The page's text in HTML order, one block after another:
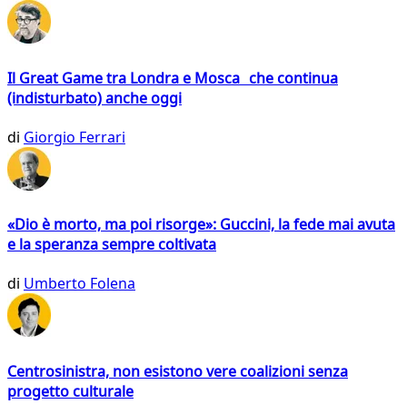
Il Great Game tra Londra e Mosca che continua
(indisturbato) anche oggi
di Giorgio Ferrari
«Dio è morto, ma poi risorge»: Guccini, la fede mai avuta
e la speranza sempre coltivata
di Umberto Folena
Centrosinistra, non esistono vere coalizioni senza
progetto culturale